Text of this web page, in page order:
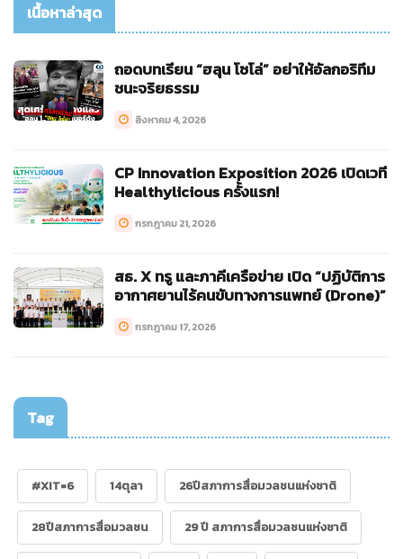
เนื้อหาล่าสุด
ถอดบทเรียน “ฮลุน โซโล่” อย่าให้อัลกอริทึม
ชนะจริยธรรม
สิงหาคม 4, 2026
CP Innovation Exposition 2026 เปิดเวที
Healthylicious ครั้งแรก!
กรกฎาคม 21, 2026
สธ. X ทรู และภาคีเครือข่าย เปิด “ปฏิบัติการ
อากาศยานไร้คนขับทางการแพทย์ (Drone)”
กรกฎาคม 17, 2026
Tag
#XIT=6 14ตุลา 26ปีสภาการสื่อมวลชนแห่งชาติ
28ปีสภาการสื่อมวลชน 29 ปี สภาการสื่อมวลชนแห่งชาติ